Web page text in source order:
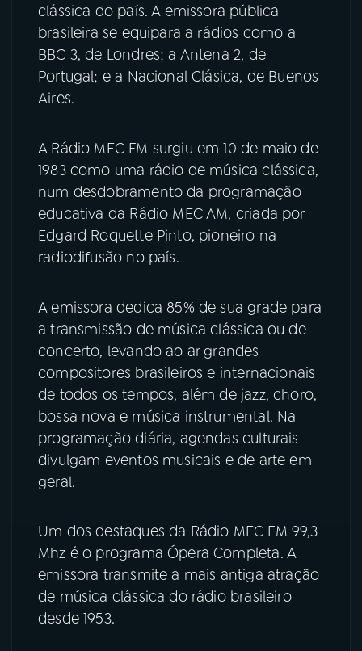
clássica do país. A emissora pública
brasileira se equipara a rádios como a
BBC 3, de Londres; a Antena 2, de
Portugal; e a Nacional Clásica, de Buenos
Aires.
A Rádio MEC FM surgiu em 10 de maio de
1983 como uma rádio de música clássica,
num desdobramento da programação
educativa da Rádio MEC AM, criada por
Edgard Roquette Pinto, pioneiro na
radiodifusão no país.
A emissora dedica 85% de sua grade para
a transmissão de música clássica ou de
concerto, levando ao ar grandes
compositores brasileiros e internacionais
de todos os tempos, além de jazz, choro,
bossa nova e música instrumental. Na
programação diária, agendas culturais
divulgam eventos musicais e de arte em
geral.
Um dos destaques da Rádio MEC FM 99,3
Mhz é o programa Ópera Completa. A
emissora transmite a mais antiga atração
de música clássica do rádio brasileiro
desde 1953.